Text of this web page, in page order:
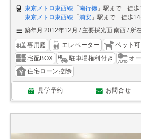
東京メトロ東西線 「 南行徳 」駅まで 徒歩
東京メトロ東西線 「 浦安 」駅まで 徒歩
築年月:2012年12月
主要採光面:南西 所
専用庭 エレベーター ペット可
宅配BOX
駐車場権利付き
オ
住宅ローン控除
見学予約 お問合せ